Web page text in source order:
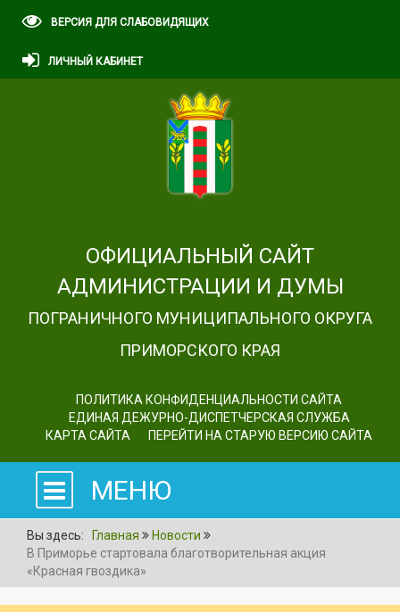
ВЕРСИЯ ДЛЯ СЛАБОВИДЯЩИХ
ЛИЧНЫЙ КАБИНЕТ
ОФИЦИАЛЬНЫЙ САЙТ
АДМИНИСТРАЦИИ И ДУМЫ
ПОГРАНИЧНОГО МУНИЦИПАЛЬНОГО ОКРУГА
ПРИМОРСКОГО КРАЯ
ПОЛИТИКА КОНФИДЕНЦИАЛЬНОСТИ САЙТА
ЕДИНАЯ ДЕЖУРНО-ДИСПЕТЧЕРСКАЯ СЛУЖБА
КАРТА САЙТА
ПЕРЕЙТИ НА СТАРУЮ ВЕРСИЮ САЙТА
МЕНЮ
Вы здесь: Главная
Новости
В Приморье стартовала благотворительная акция
«Красная гвоздика»